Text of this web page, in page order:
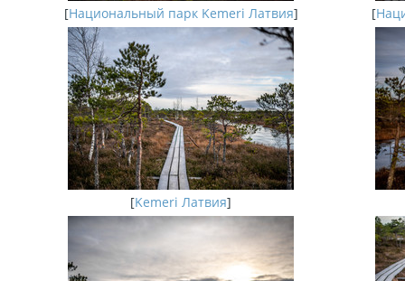
[Национальный парк Kemeri Латвия] [
[Kemeri Латвия]